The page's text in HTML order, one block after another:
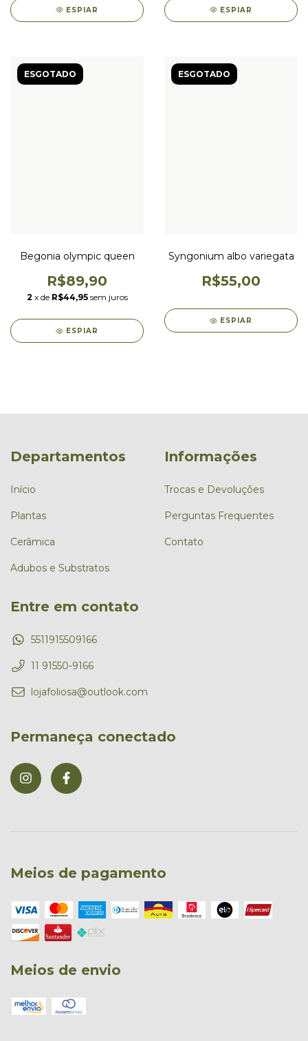
ESPIAR ESPIAR
ESGOTADO
Begonia olympic queen
R$89,90
2 x de R$44,95 sem juros
ESPIAR
ESGOTADO
Syngonium albo variegata
R$55,00
ESPIAR
Departamentos
Início
Plantas
Cerâmica
Adubos e Substratos
Informações
Trocas e Devoluções
Perguntas Frequentes
Contato
Entre em contato
5511915509166
11 91550-9166
lojafoliosa@outlook.com
Permaneça conectado
Meios de pagamento
Meios de envio